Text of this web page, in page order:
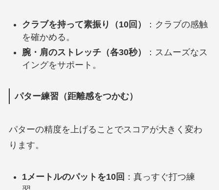
クラブを持って素振り（10回）
：クラブの感触
を確かめる。
腕・肩のストレッチ（各30秒）
：スムーズなス
イングをサポート。
パター練習（距離感をつかむ）
パターの精度を上げることでスコアが大きく変わ
ります。
1メートルのパットを10回 ：真っすぐ打つ練